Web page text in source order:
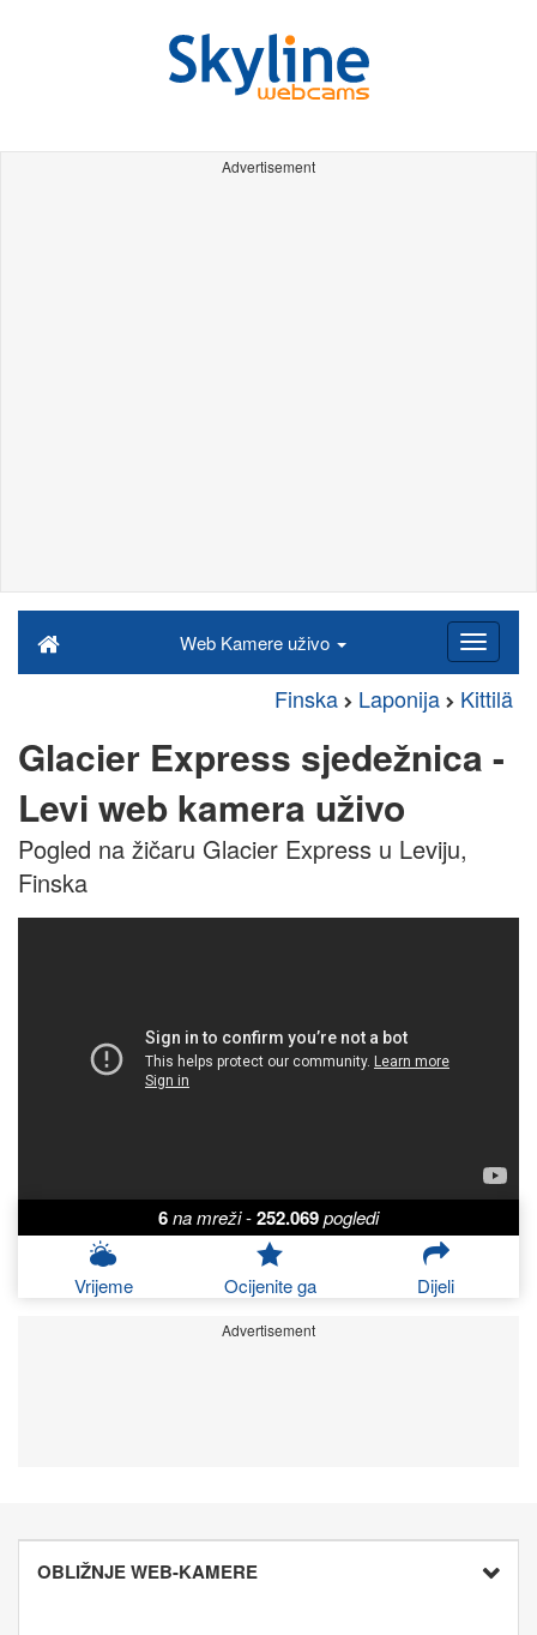
Advertisement
Web Kamere uživo
Finska Laponija Kittilä
Glacier Express sjedežnica -
Levi web kamera uživo
Pogled na žičaru Glacier Express u Leviju,
Finska
6na mreži-252.069pogledi
Vrijeme Ocijenite ga Dijeli
Advertisement
OBLIŽNJE WEB-KAMERE